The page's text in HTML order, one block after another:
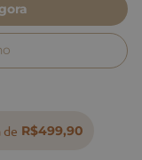
de R$499,90